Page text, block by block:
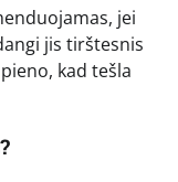
jei
jis tirštesnis
kad tešla